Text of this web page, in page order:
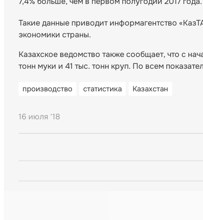
Такие данные приводит информагентство
экономики страны.
Казахское ведомство также сообщает, что с
тонн муки и 41 тыс. тонн круп. По всем
производство статистика Казахстан
16 июля '18